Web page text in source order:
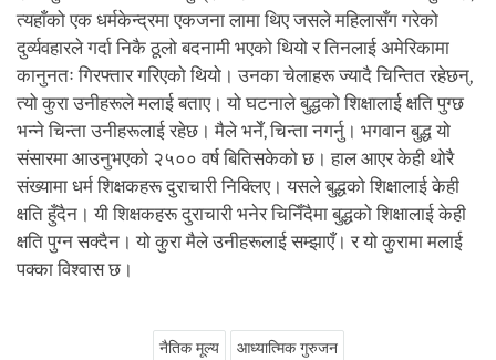
त्यहाँको एक धर्मकेन्द्रमा एकजना लामा थिए जसले महिलासँग गरेको
दुर्व्यवहारले गर्दा निकै ठूलो बदनामी भएको थियो र तिनलाई अमेरिकामा
कानुनतः गिरफ्तार गरिएको थियो। उनका चेलाहरू ज्यादै चिन्तित रहेछन्,
त्यो कुरा उनीहरूले मलाई बताए। यो घटनाले बुद्धको शिक्षालाई क्षति पुग्छ
भन्ने चिन्ता उनीहरूलाई रहेछ। मैले भनेँ, चिन्ता नगर्नु। भगवान बुद्ध यो
संसारमा आउनुभएको २५०० वर्ष बितिसकेको छ। हाल आएर केही थोरै
संख्यामा धर्म शिक्षकहरू दुराचारी निक्लिए। यसले बुद्धको शिक्षालाई केही
क्षति हुँदैन। यी शिक्षकहरू दुराचारी भनेर चिनिँदैमा बुद्धको शिक्षालाई केही
क्षति पुग्न सक्दैन। यो कुरा मैले उनीहरूलाई सम्झाएँ। र यो कुरामा मलाई
पक्का विश्वास छ।
नैतिक मूल्य आध्यात्मिक गुरुजन